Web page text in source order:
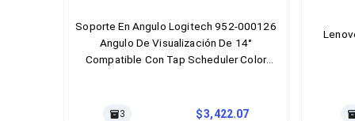
Accesorios para Cables
Pinzas Ponchadoras
Soporte En Angulo Logitech 952-000126
Angulo De Visualización De 14°
Compatible Con Tap Scheduler Color
3 3,422.07